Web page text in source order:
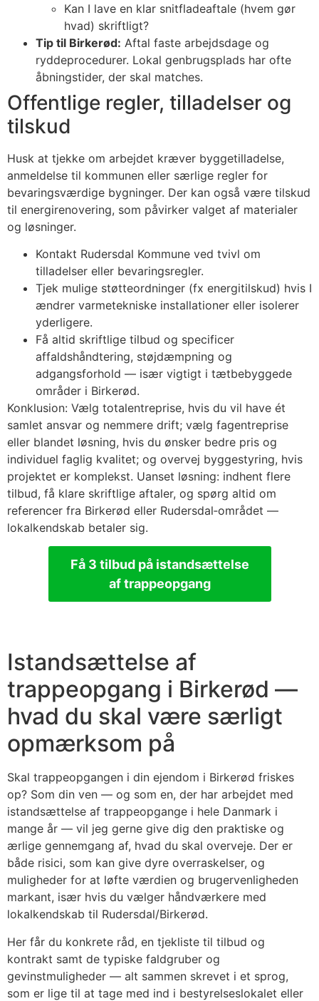
Kan I lave en klar snitfladeaftale (hvem gør
hvad) skriftligt?
Tip til Birkerød: Aftal faste arbejdsdage og
ryddeprocedurer. Lokal genbrugsplads har ofte
åbningstider, der skal matches.
Offentlige regler, tilladelser og
tilskud
Husk at tjekke om arbejdet kræver byggetilladelse,
anmeldelse til kommunen eller særlige regler for
bevaringsværdige bygninger. Der kan også være tilskud
til energirenovering, som påvirker valget af materialer
og løsninger.
Kontakt Rudersdal Kommune ved tvivl om
tilladelser eller bevaringsregler.
Tjek mulige støtteordninger (fx energitilskud) hvis I
ændrer varmetekniske installationer eller isolerer
yderligere.
Få altid skriftlige tilbud og specificer
affaldshåndtering, støjdæmpning og
adgangsforhold — især vigtigt i tætbebyggede
områder i Birkerød.
Konklusion: Vælg totalentreprise, hvis du vil have ét
samlet ansvar og nemmere drift; vælg fagentreprise
eller blandet løsning, hvis du ønsker bedre pris og
individuel faglig kvalitet; og overvej byggestyring, hvis
projektet er komplekst. Uanset løsning: indhent flere
tilbud, få klare skriftlige aftaler, og spørg altid om
referencer fra Birkerød eller Rudersdal‑området —
lokalkendskab betaler sig.
Få 3 tilbud på istandsættelse
af trappeopgang
Istandsættelse af
trappeopgang i Birkerød —
hvad du skal være særligt
opmærksom på
Skal trappeopgangen i din ejendom i Birkerød friskes
op? Som din ven — og som en, der har arbejdet med
istandsættelse af trappeopgange i hele Danmark i
mange år — vil jeg gerne give dig den praktiske og
ærlige gennemgang af, hvad du skal overveje. Der er
både risici, som kan give dyre overraskelser, og
muligheder for at løfte værdien og brugervenligheden
markant, især hvis du vælger håndværkere med
lokalkendskab til Rudersdal/Birkerød.
Her får du konkrete råd, en tjekliste til tilbud og
kontrakt samt de typiske faldgruber og
gevinstmuligheder — alt sammen skrevet i et sprog,
som er lige til at tage med ind i bestyrelseslokalet eller